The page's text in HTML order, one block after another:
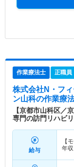
作業療法士 正職員
株式会社N・フ
ン山科の作業療
【京都市山科区／
専門の訪門リハビリ
給与
【
年収